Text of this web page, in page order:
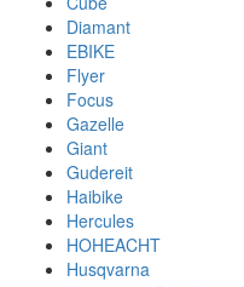
Diamant
EBIKE
Flyer
Focus
Gazelle
Giant
Gudereit
Haibike
Hercules
HOHEACHT
Husqvarna